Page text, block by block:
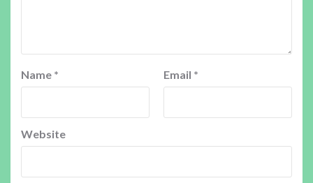
Name * Email *
Website